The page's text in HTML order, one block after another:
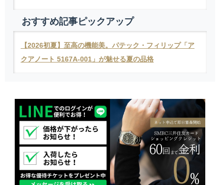
おすすめ記事ピックアップ
【2026初夏】至高の機能美。パテック・フィリップ「ア
クアノート 5167A-001」が魅せる夏の品格